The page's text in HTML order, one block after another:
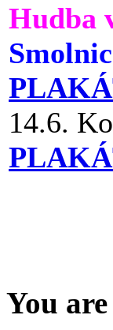
Hudba
14.6.
You